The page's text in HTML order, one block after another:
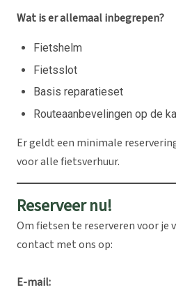
Wat is er allemaal inbegrepen?
Fietshelm
Fietsslot
Basis reparatieset
Routeaanbevelingen op de
Er geldt een minimale
voor alle fietsverhuur.
Reserveer nu!
Om fietsen te reserveren voor je
contact met ons op:
E-mail: